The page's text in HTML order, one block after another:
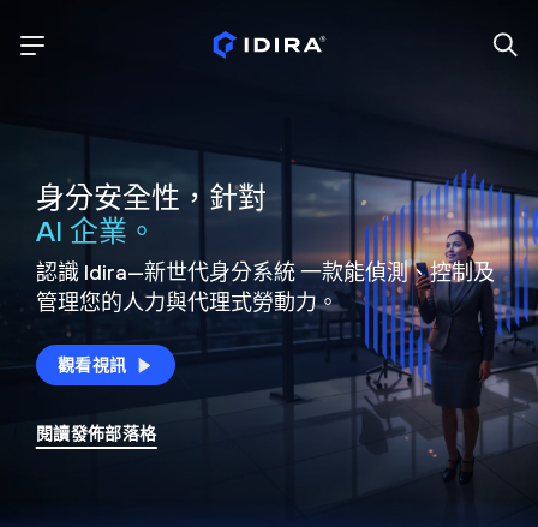
身分安全性，針對
AI 企業。
認識 Idira—新世代身分系統一款能偵測、控制及
管理您的人力與代理式勞動力。
觀看視訊
閱讀發佈部落格